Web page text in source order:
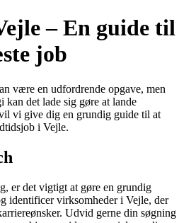
– En guide til
job
være en udfordrende opgave, men
kan det lade sig gøre at lande
vi give dig en grundig guide til at
i Vejle.
er det vigtigt at gøre en grundig
identificer virksomheder i Vejle, der
Udvid gerne din søgning